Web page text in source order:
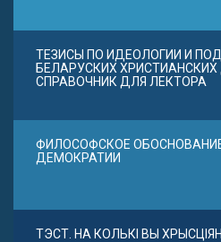
ТЕЗИСЫ ПО ИДЕОЛОГИИ И
БЕЛАРУСКИХ
СПРАВОЧНИК ДЛЯ ЛЕКТОРА
ФИЛОСОФСКОЕ
ДЕМОКРАТИИ
ТЭСТ. НА КОЛЬКІ ВЫ